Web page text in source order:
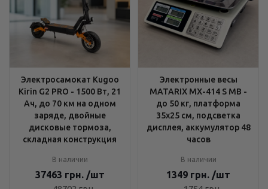
Электросамокат Kugoo
Kirin G2 PRO - 1500 Вт, 21
Ач, до 70 км на одном
заряде, двойные
дисковые тормоза,
складная конструкция
В наличии
37463 грн. /шт
Электронные весы
MATARIX MX-414 S MB -
до 50 кг, платформа
35x25 см, подсветка
дисплея, аккумулятор 48
часов
В наличии
1349 грн. /шт